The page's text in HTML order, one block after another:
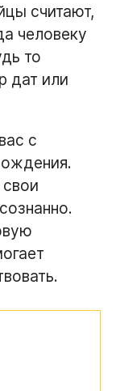
считают,
человеку
то
дат или
с